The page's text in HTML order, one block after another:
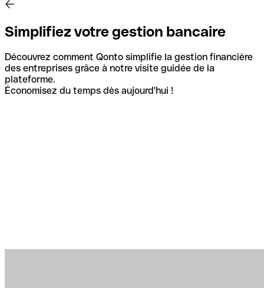
Simplifiez votre gestion bancaire
Découvrez comment Qonto simplifie la gestion financière
des entreprises grâce à notre visite guidée de la
plateforme.
Économisez du temps dès aujourd'hui !